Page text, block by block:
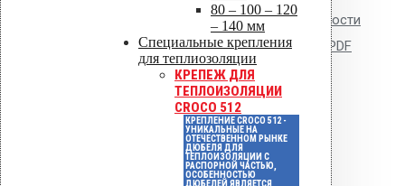
80 – 100 – 120
– 140 мм
Специальные крепления
для теплиозоляции
КРЕПЕЖ ДЛЯ
ТЕПЛОИЗОЛЯЦИИ
CROCO 512
КРЕПЛЕНИЕ CROCO 512 -
УНИКАЛЬНЫЕ НА
ОТЕЧЕСТВЕННОМ РЫНКЕ
ДЮБЕЛЯ ДЛЯ
ТЕПЛОИЗОЛЯЦИИ С
РАСПОРНОЙ ЧАСТЬЮ,
ОСОБЕННОСТЬЮ
ДЮБЕЛЕЙ ЯВЛЯЕТСЯ
Сертификат пожарной безопасности
на изделия из полипропилена.PDF